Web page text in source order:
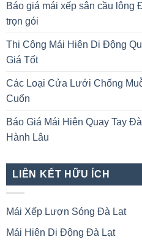
Báo giá mái xếp sân cầu lông
trọn gói
Thi Công Mái Hiên Di Động
Giá Tốt
Các Loại Cửa Lưới Chống
Cuốn
Báo Giá Mái Hiên Quay Tay
Hành Lâu
LIÊN KẾT HỮU ÍCH
Mái Xếp Lượn Sóng Đà Lạt
Mái Hiên Di Động Đà Lạt